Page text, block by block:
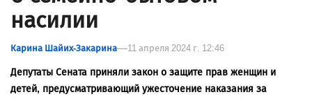
насилии
Карина Шайих-Закарина 11 апреля 2024 г. 12:46
Депутаты Сената приняли закон о защите прав женщин и
детей, предусматривающий ужесточение наказания за